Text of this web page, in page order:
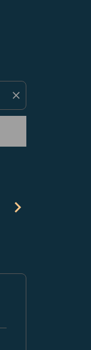
close
chevron_right
探す
ーを探す
ファーを探す
オファーを探
オファー